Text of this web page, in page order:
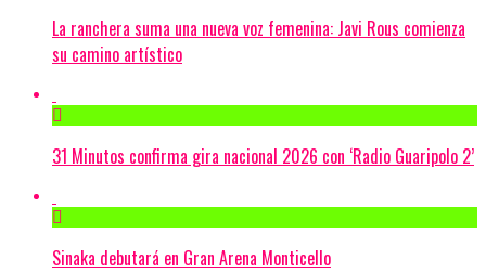
La ranchera suma una nueva voz femenina: Javi Rous comienza
su camino artístico
31 Minutos confirma gira nacional 2026 con ‘Radio Guaripolo 2’
Sinaka debutará en Gran Arena Monticello